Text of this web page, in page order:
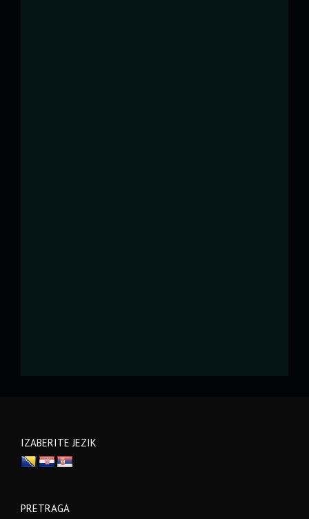
IZABERITE JEZIK
PRETRAGA